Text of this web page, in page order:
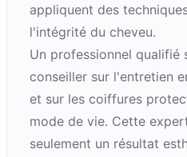
appliquent des
l'intégrité du cheveu.
Un professionnel qualifié
conseiller sur l'entretien
et sur les coiffures
mode de vie. Cette
seulement un résultat